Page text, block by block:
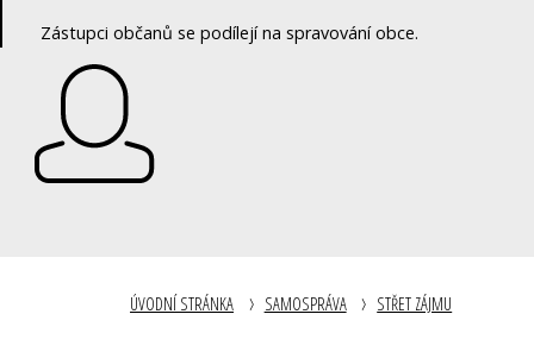
Zástupci občanů se podílejí na spravování obce.
ÚVODNÍ STRÁNKA SAMOSPRÁVA STŘET ZÁJMU